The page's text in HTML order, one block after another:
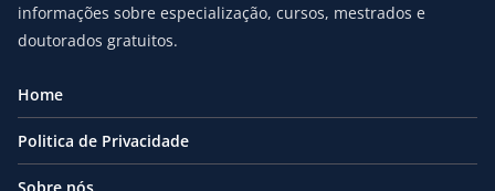
informações sobre especialização, cursos, mestrados e
doutorados gratuitos.
Home
Politica de Privacidade